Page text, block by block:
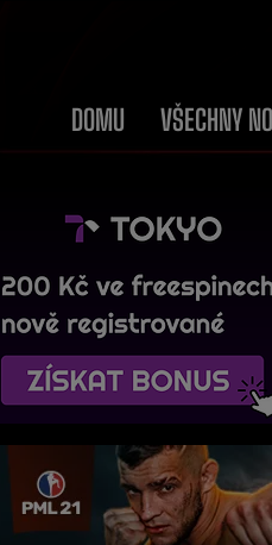
DOMU VŠECHNY